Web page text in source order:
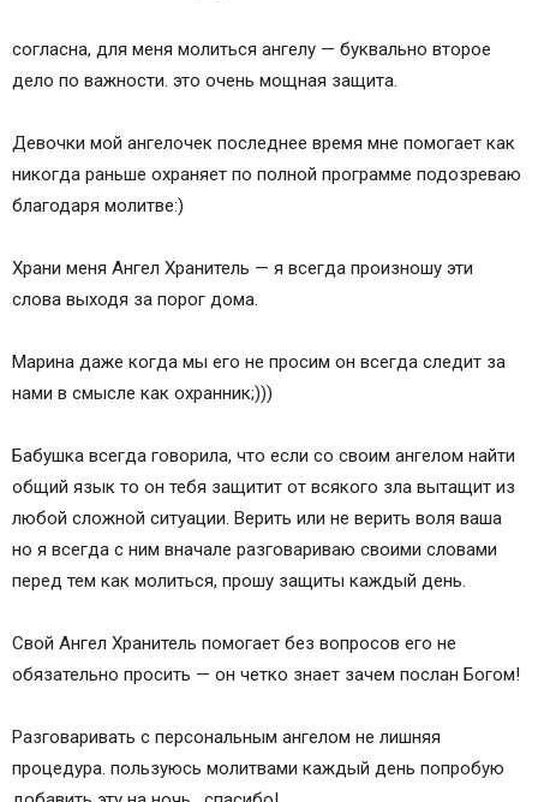
согласна, для меня молиться ангелу — буквально второе
дело по важности. это очень мощная защита.
Девочки мой ангелочек последнее время мне помогает как
никогда раньше охраняет по полной программе подозреваю
благодаря молитве:)
Храни меня Ангел Хранитель — я всегда произношу эти
слова выходя за порог дома.
Марина даже когда мы его не просим он всегда следит за
нами в смысле как охранник;)))
Бабушка всегда говорила, что если со своим ангелом найти
общий язык то он тебя защитит от всякого зла вытащит из
любой сложной ситуации. Верить или не верить воля ваша
но я всегда с ним вначале разговариваю своими словами
перед тем как молиться, прошу защиты каждый день.
Свой Ангел Хранитель помогает без вопросов его не
обязательно просить — он четко знает зачем послан Богом!
Разговаривать с персональным ангелом не лишняя
процедура. пользуюсь молитвами каждый день попробую